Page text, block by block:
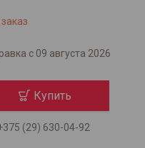
с 09 августа 2026
Купить
(29) 630-04-92